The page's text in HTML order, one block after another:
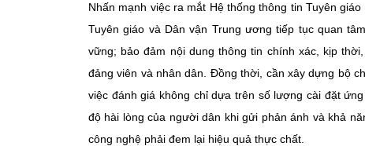
Nhấn mạnh việc ra mắt Hệ thống thông tin Tuyên
Tuyên giáo và Dân vận Trung ương tiếp tục quan
vững; bảo đảm nội dung thông tin chính xác, kịp
đảng viên và nhân dân. Đồng thời, cần xây dựng bộ
việc đánh giá không chỉ dựa trên số lượng cài đặt
độ hài lòng của người dân khi gửi phản ánh và khả
công nghệ phải đem lại hiệu quả thực chất.